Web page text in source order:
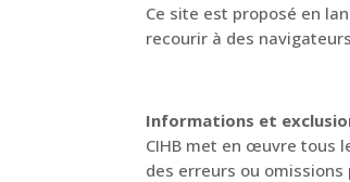
Ce site est proposé en
recourir à des
Informations et
CIHB met en œuvre tous
des erreurs ou omissions